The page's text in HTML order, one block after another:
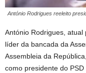
António Rodrigues reeleito
António Rodrigues, atual
líder da bancada da
Assembleia da
como presidente do PSD